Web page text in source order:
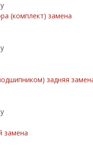
(комплект) замена
задняя
замена